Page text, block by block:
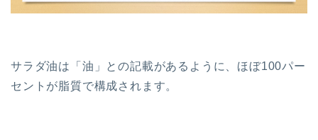
サラダ油は「油」との記載があるように、ほぼ100パー
セントが脂質で構成されます。